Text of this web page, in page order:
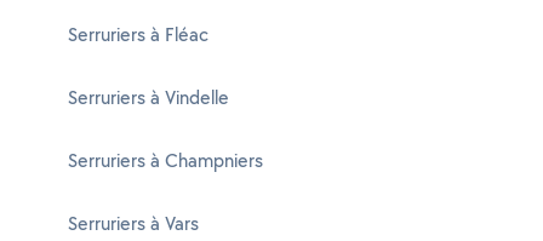
Serruriers à Fléac
Serruriers à Vindelle
Serruriers à Champniers
Serruriers à Vars